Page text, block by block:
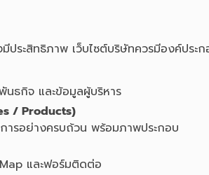
มีประสิทธิภาพ เว็บไซต์บริษัทควรมีองค์ประ
ธกิจ และข้อมูลผู้บริหาร
/ Products)
ารอย่างครบถ้วน พร้อมภาพประกอบ
และฟอร์มติดต่อ